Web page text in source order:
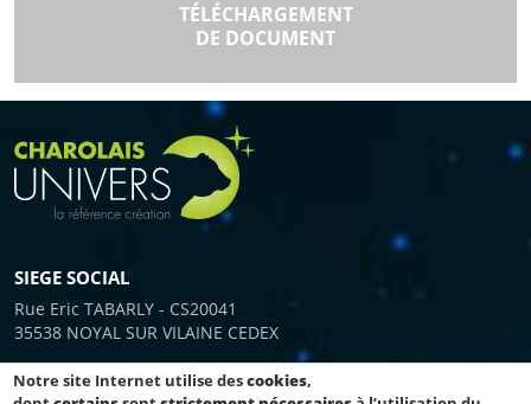
TÉLÉCHARGEMENT
DE DOCUMENT
SIEGE SOCIAL
Rue Eric TABARLY - CS20041
35538 NOYAL SUR VILAINE CEDEX
Notre site Internet utilise descookies,